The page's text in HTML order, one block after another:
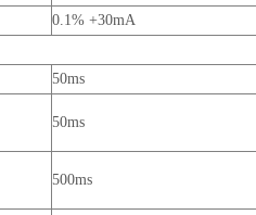
0.1% +30mA
50ms
50ms
500ms